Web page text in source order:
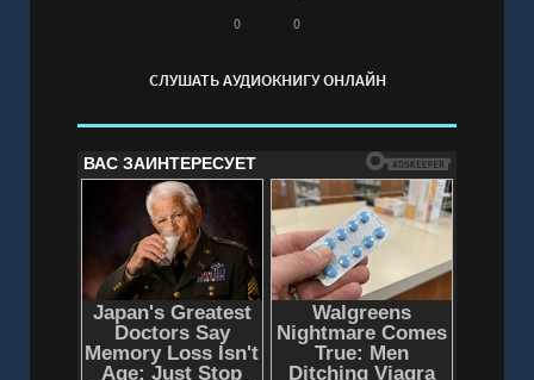
СЛУШАТЬ АУДИОКНИГУ ОНЛАЙН
0 0